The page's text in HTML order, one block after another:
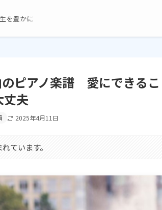
を豊かに
ピアノ楽譜 愛にできるこ
丈夫
2025年4月11日
ています。